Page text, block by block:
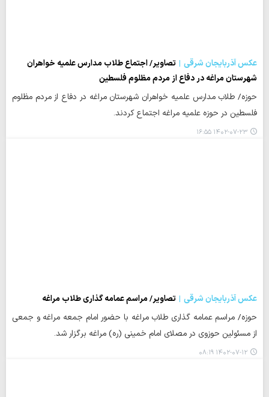
عکس آذربایجان شرقی
تصاویر/ اجتماع طلاب مدارس علمیه خواهران
شهرستان مراغه در دفاع از مردم مظلوم فلسطین
حوزه/ طلاب مدارس علمیه خواهران شهرستان مراغه در دفاع از مردم مظلوم
فلسطین در حوزه علمیه مراغه اجتماع کردند.
۱۴۰۲-۰۷-۲۳ ۱۶:۵۵
عکس آذربایجان شرقی
تصاویر/ مراسم عمامه گذاری طلاب مراغه
حوزه/ مراسم عمامه گذاری طلاب مراغه با حضور امام جمعه مراغه و جمعی
از مسئولین حوزوی در مصلای امام خمینی (ره) مراغه برگزار شد.
۱۴۰۲-۰۷-۱۲ ۰۸:۱۹